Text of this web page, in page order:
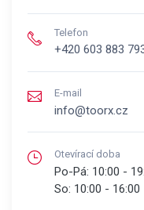
Telefon
+420 603 883
E-mail
info@toorx.cz
Otevírací doba
Po-Pá: 10:00 -
So: 10:00 - 16:00